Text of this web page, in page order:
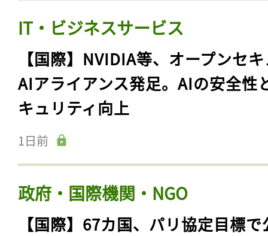
IT・ビジネスサービス
【国際】NVIDIA等、オープンセ
AIアライアンス発足。AIの安全性
キュリティ向上
1日前
政府・国際機関・NGO
【国際】67カ国、パリ協定目標で